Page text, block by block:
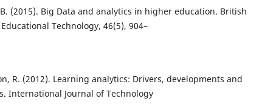
(2015). Big Data and analytics in higher education. British
Technology, 46(5), 904–
R. (2012). Learning analytics: Drivers, developments and
International Journal of Technology